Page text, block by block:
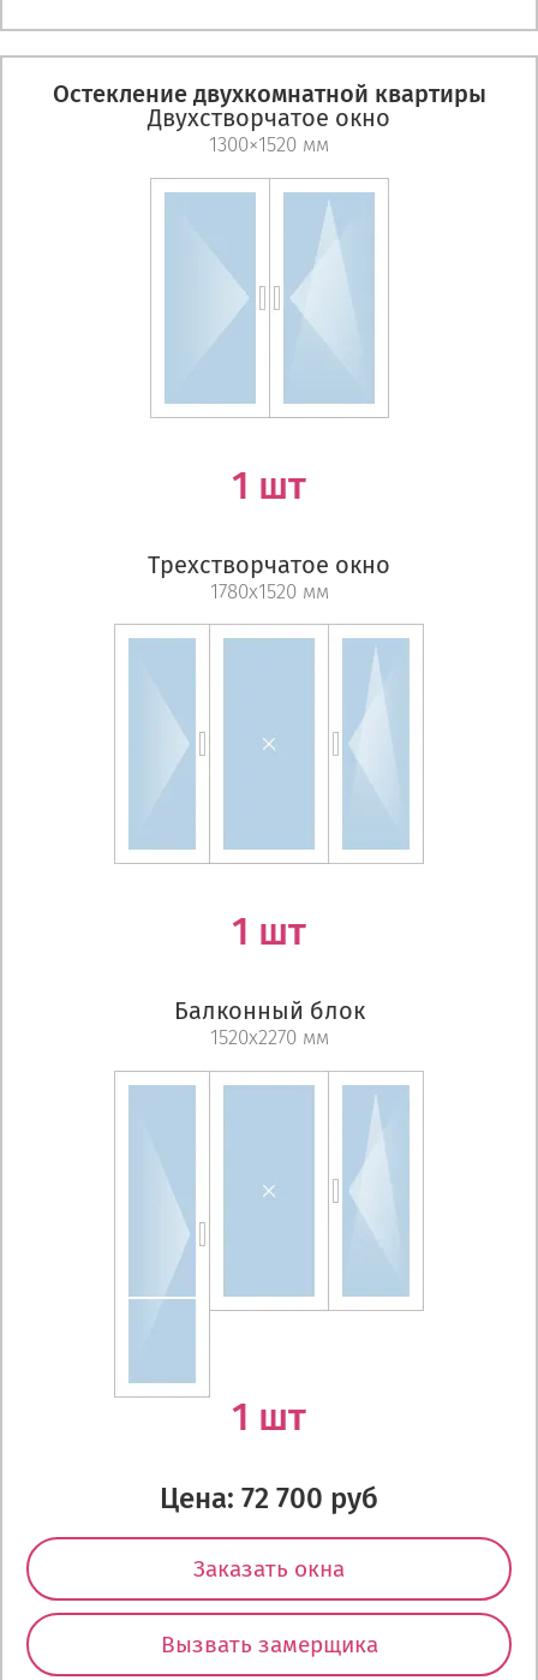
Остекление двухкомнатной квартиры
Двухстворчатое окно
1300×1520 мм
1 шт
Трехстворчатое окно
1780х1520 мм
1 шт
Балконный блок
1520х2270 мм
1 шт
Цена: 72 700 руб
Заказать окна
Вызвать замерщика